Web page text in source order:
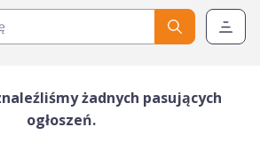
żadnych pasujących
ogłoszeń.